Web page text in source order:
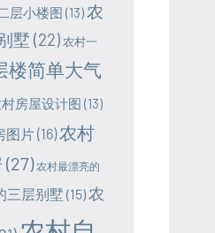
层小楼图 (13)农
墅 (22) 农村一
楼简单大气
房屋设计图 (13)
图片(16)农村
(27) 农村最漂亮的
三层别墅 (15)农